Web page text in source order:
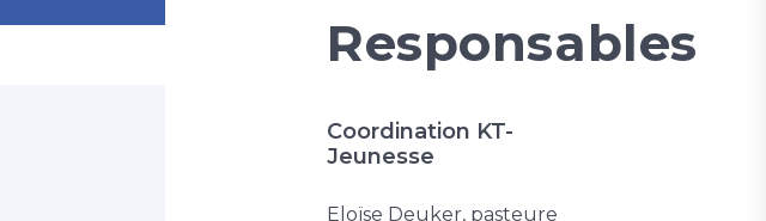
Responsables
Coordination KT-
Jeunesse
Eloïse Deuker, pasteure